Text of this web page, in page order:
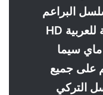
البراعم
الحمراء الحلقة 29 مترجمة للعربية HD
سيما
على جميع
التركي